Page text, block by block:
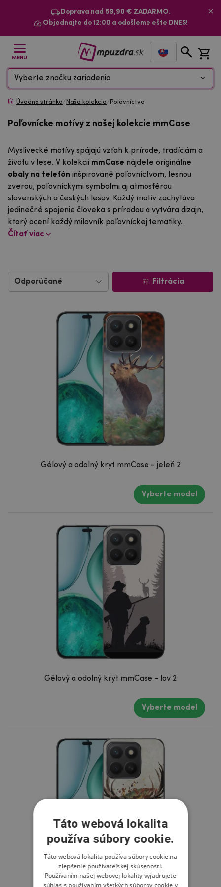
Doprava nad 59,90 € ZADARMO.
Objednajte do 12:00 a odošleme ešte DNES!
MENU
Vyberte značku zariadenia
Úvodná stránka/ Naša kolekcia/ Poľovníctvo
Poľovnícke motívy z našej kolekcie mmCase
Myslivecké motívy spájajú vzťah k prírode, tradíciám a
životu v lese. V kolekcii mmCase nájdete originálne
obaly na telefón inšpirované poľovníctvom, lesnou
zverou, poľovníckymi symbolmi aj atmosférou
slovenských a českých lesov. Každý motív zachytáva
jedinečné spojenie človeka s prírodou a vytvára dizajn,
ktorý ocení každý milovník poľovníckej tematiky.
Čítať viac
Gélový a odolný kryt mmCase - jeleň 2
Vyberte model
Gélový a odolný kryt mmCase - lov 2
Vyberte model
Filtrácia
Táto webová lokalita
používa súbory cookie.
Táto webová lokalita používa súbory cookie na
zlepšenie používateľskej skúsenosti.
Používaním našej webovej lokality vyjadrujete
súhlas s používaním všetkých súborov cookie v